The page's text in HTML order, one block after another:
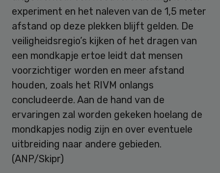
experiment en het naleven van de 1,5 meter
afstand op deze plekken blijft gelden. De
veiligheidsregio’s kijken of het dragen van
een mondkapje ertoe leidt dat mensen
voorzichtiger worden en meer afstand
houden, zoals het RIVM onlangs
concludeerde. Aan de hand van de
ervaringen zal worden gekeken hoelang de
mondkapjes nodig zijn en over eventuele
uitbreiding naar andere gebieden.
(ANP/Skipr)